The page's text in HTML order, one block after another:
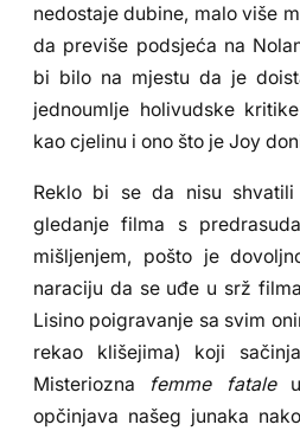
nedostaje dubine, malo više
da previše podsjeća na
bi bilo na mjestu da je
jednoumlje holivudske
kao cjelinu i ono što je Joy
Reklo bi se da nisu
gledanje filma s
mišljenjem, pošto je
naraciju da se uđe u srž
Lisino poigravanje sa svim
rekao klišejima) koji
Misteriozna femme fataleu
opčinjava našeg junaka